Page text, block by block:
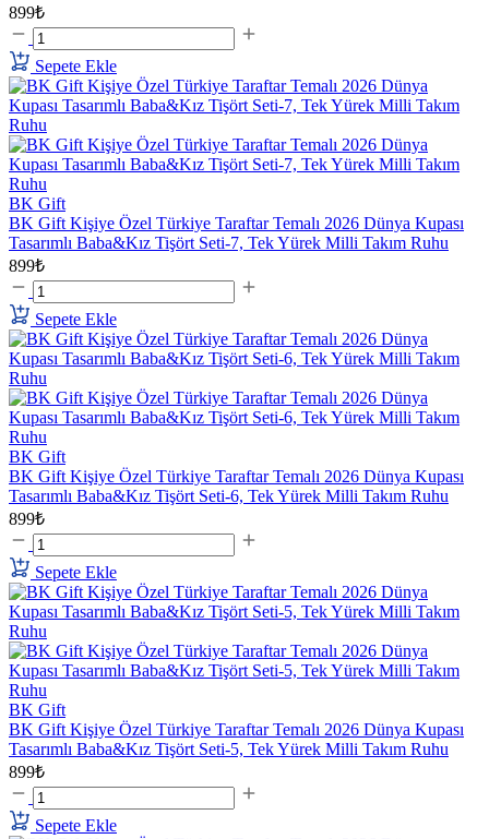
899₺
Sepete Ekle
BK Gift
BK Gift Kişiye Özel Türkiye Taraftar Temalı 2026 Dünya Kupası
Tasarımlı Baba&Kız Tişört Seti-7, Tek Yürek Milli Takım Ruhu
899₺
Sepete Ekle
BK Gift
BK Gift Kişiye Özel Türkiye Taraftar Temalı 2026 Dünya Kupası
Tasarımlı Baba&Kız Tişört Seti-6, Tek Yürek Milli Takım Ruhu
899₺
Sepete Ekle
BK Gift
BK Gift Kişiye Özel Türkiye Taraftar Temalı 2026 Dünya Kupası
Tasarımlı Baba&Kız Tişört Seti-5, Tek Yürek Milli Takım Ruhu
899₺
Sepete Ekle